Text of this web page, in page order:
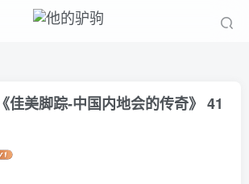
佳美脚踪-中国内地会的传奇》 41